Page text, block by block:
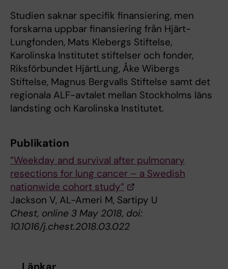
Studien saknar specifik finansiering, men
forskarna uppbar finansiering från Hjärt-
Lungfonden, Mats Klebergs Stiftelse,
Karolinska Institutet stiftelser och fonder,
Riksförbundet HjärtLung, Åke Wibergs
Stiftelse, Magnus Bergvalls Stiftelse samt det
regionala ALF-avtalet mellan Stockholms läns
landsting och Karolinska Institutet.
Publikation
”Weekday and survival after pulmonary
resections for lung cancer – a Swedish
nationwide cohort study”
Jackson V, AL-Ameri M, Sartipy U
Chest, online 3 May 2018, doi:
10.1016/j.chest.2018.03.022